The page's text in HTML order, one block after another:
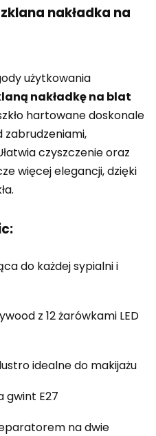
nakładka na
użytkowania
nakładkę na blat
hartowane doskonale
czyszczenie oraz
więcej elegancji, dzięki
do każdej sypialni i
z 12 żarówkami LED
idealne do makijażu
gwint E27
na dwie